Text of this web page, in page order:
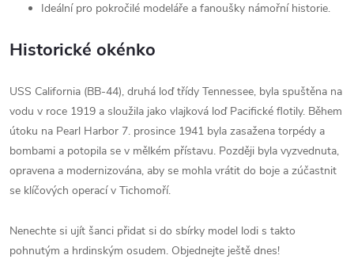
Ideální pro pokročilé modeláře a fanoušky námořní historie.
Historické okénko
USS California (BB-44), druhá loď třídy Tennessee, byla spuštěna na
vodu v roce 1919 a sloužila jako vlajková loď Pacifické flotily. Během
útoku na Pearl Harbor 7. prosince 1941 byla zasažena torpédy a
bombami a potopila se v mělkém přístavu. Později byla vyzvednuta,
opravena a modernizována, aby se mohla vrátit do boje a zúčastnit
se klíčových operací v Tichomoří.
Nenechte si ujít šanci přidat si do sbírky model lodi s takto
pohnutým a hrdinským osudem. Objednejte ještě dnes!